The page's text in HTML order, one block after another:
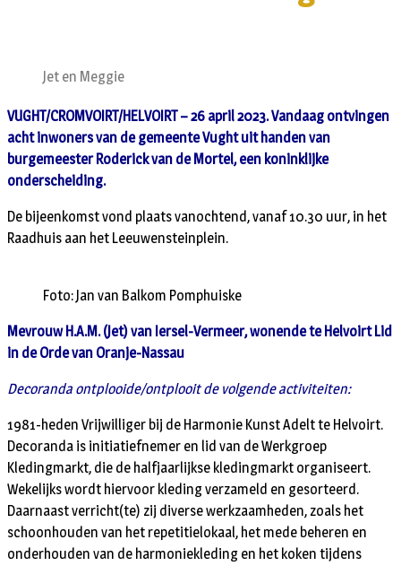
Jet en Meggie
VUGHT/CROMVOIRT/HELVOIRT – 26 april 2023. Vandaag ontvingen
acht inwoners van de gemeente Vught uit handen van
burgemeester Roderick van de Mortel, een koninklijke
onderscheiding.
De bijeenkomst vond plaats vanochtend, vanaf 10.30 uur, in het
Raadhuis aan het Leeuwensteinplein.
Foto: Jan van Balkom Pomphuiske
Mevrouw H.A.M. (Jet) van Iersel-Vermeer, wonende te Helvoirt Lid
in de Orde van Oranje-Nassau
Decoranda ontplooide/ontplooit de volgende activiteiten:
1981-heden Vrijwilliger bij de Harmonie Kunst Adelt te Helvoirt.
Decoranda is initiatiefnemer en lid van de Werkgroep
Kledingmarkt, die de halfjaarlijkse kledingmarkt organiseert.
Wekelijks wordt hiervoor kleding verzameld en gesorteerd.
Daarnaast verricht(te) zij diverse werkzaamheden, zoals het
schoonhouden van het repetitielokaal, het mede beheren en
onderhouden van de harmoniekleding en het koken tijdens